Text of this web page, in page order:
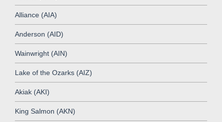
Alliance (AIA)
Anderson (AID)
Wainwright (AIN)
Lake of the Ozarks (AIZ)
Akiak (AKI)
King Salmon (AKN)